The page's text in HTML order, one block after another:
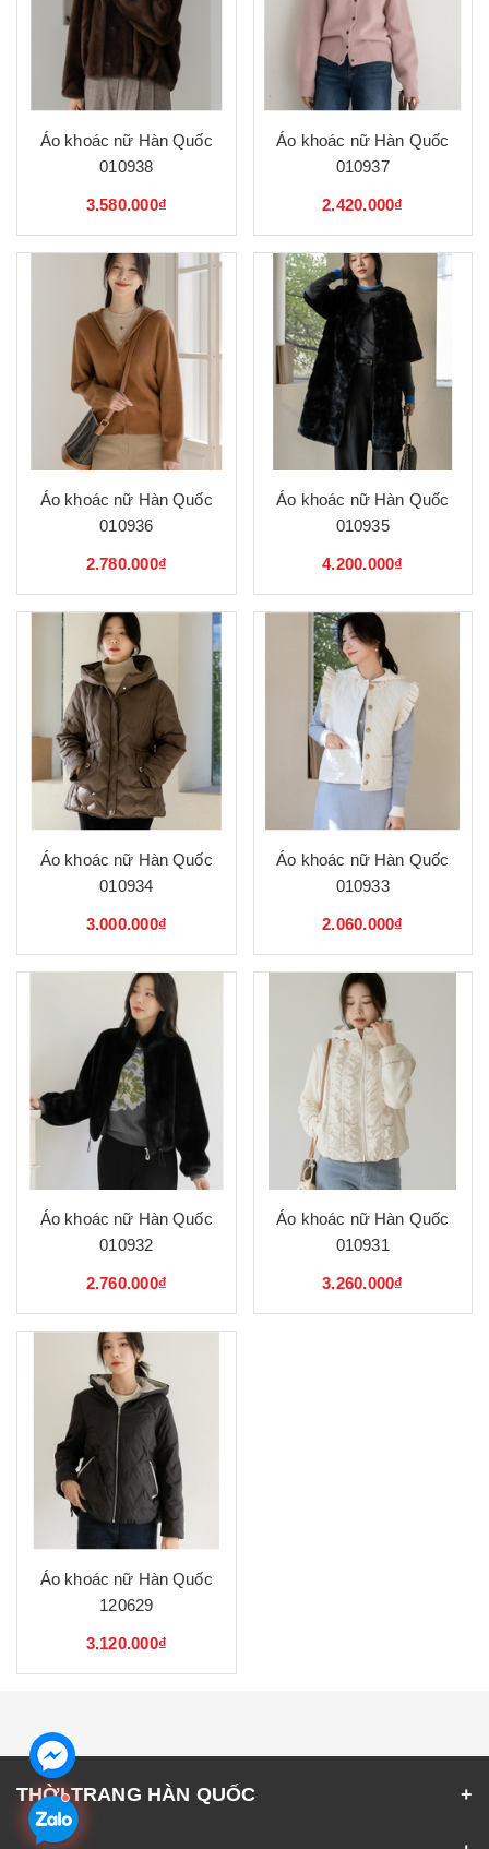
Áo khoác nữ Hàn Quốc
010938
3.580.000₫
Áo khoác nữ Hàn Quốc
010937
2.420.000₫
Áo khoác nữ Hàn Quốc
010936
2.780.000₫
Áo khoác nữ Hàn Quốc
010935
4.200.000₫
Áo khoác nữ Hàn Quốc
010934
3.000.000₫
Áo khoác nữ Hàn Quốc
010933
2.060.000₫
Áo khoác nữ Hàn Quốc
010932
2.760.000₫
Áo khoác nữ Hàn Quốc
010931
3.260.000₫
Áo khoác nữ Hàn Quốc
120629
3.120.000₫
THỜI TRANG HÀN QUỐC